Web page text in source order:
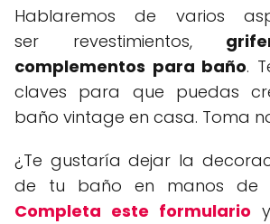
Hablaremos de varios
ser revestimientos,
complementos para baño.
claves para que puedas
baño vintage en casa. Toma
¿Te gustaría dejar la
de tu baño en manos de
Completa este formulario